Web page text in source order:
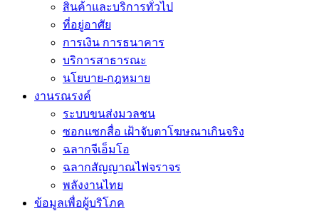
สินค้าและบริการทั่วไป
ที่อยู่อาศัย
การเงิน การธนาคาร
บริการสาธารณะ
นโยบาย-กฎหมาย
งานรณรงค์
ระบบขนส่งมวลชน
ซอกแซกสื่อ เฝ้าจับตาโฆษณาเกินจริง
ฉลากจีเอ็มโอ
ฉลากสัญญาณไฟจราจร
พลังงานไทย
ข้อมูลเพื่อผู้บริโภค